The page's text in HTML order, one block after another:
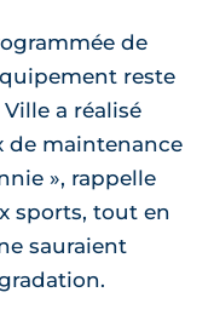
de
reste
a réalisé
de maintenance
», rappelle
sports, tout en
sauraient